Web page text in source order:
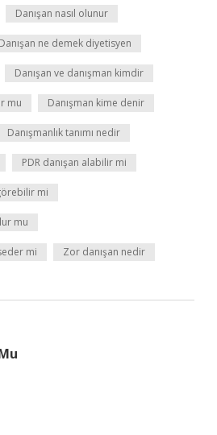
Danışan nasıl olunur
Danışan ne demek diyetisyen
Danışan ve danışman kimdir
mu Danışman kime denir
Danışmanlık tanımı nedir
PDR danışan alabilir mi
mi
mu
mi Zor danışan nedir